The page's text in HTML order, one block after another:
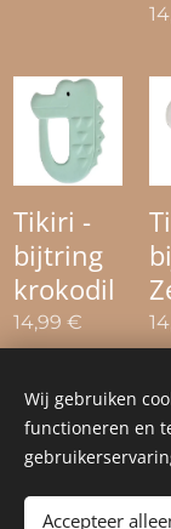
Tikiri -
bijtring
krokodil
14,99 €
Wij gebruiken
functioneren en
Accepteer